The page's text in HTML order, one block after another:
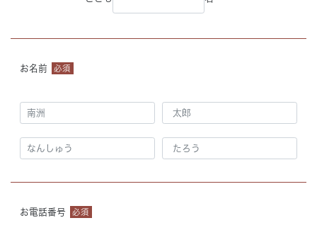
お名前 必須
お電話番号 必須